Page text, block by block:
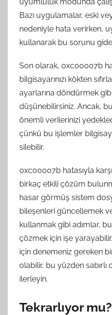
Bazı uygulamalar, eski
nedeniyle hata verirken,
kullanarak bu sorunu
Son olarak, 0xc00007b
bilgisayarınızı kökten
ayarlarına döndürmek
düşünebilirsiniz. Ancak,
önemli verilerinizi
çünkü bu işlemler
silebilir.
0xc00007b hatasıyla
birkaç etkili çözüm
hasar görmüş sistem
bileşenleri güncellemek
kullanmak gibi adımlar,
çözmek için işe
için denemeniz gereken
olabilir, bu yüzden sabırlı
ilerleyin.
Tekrarlıyor